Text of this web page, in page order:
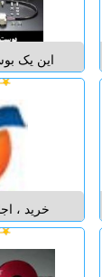
سیستم و
برق
این یک
می باشد
توربوها
ترتیب
توربو
نیاز به
خرید ،
تعمیر و
(کمپرسی